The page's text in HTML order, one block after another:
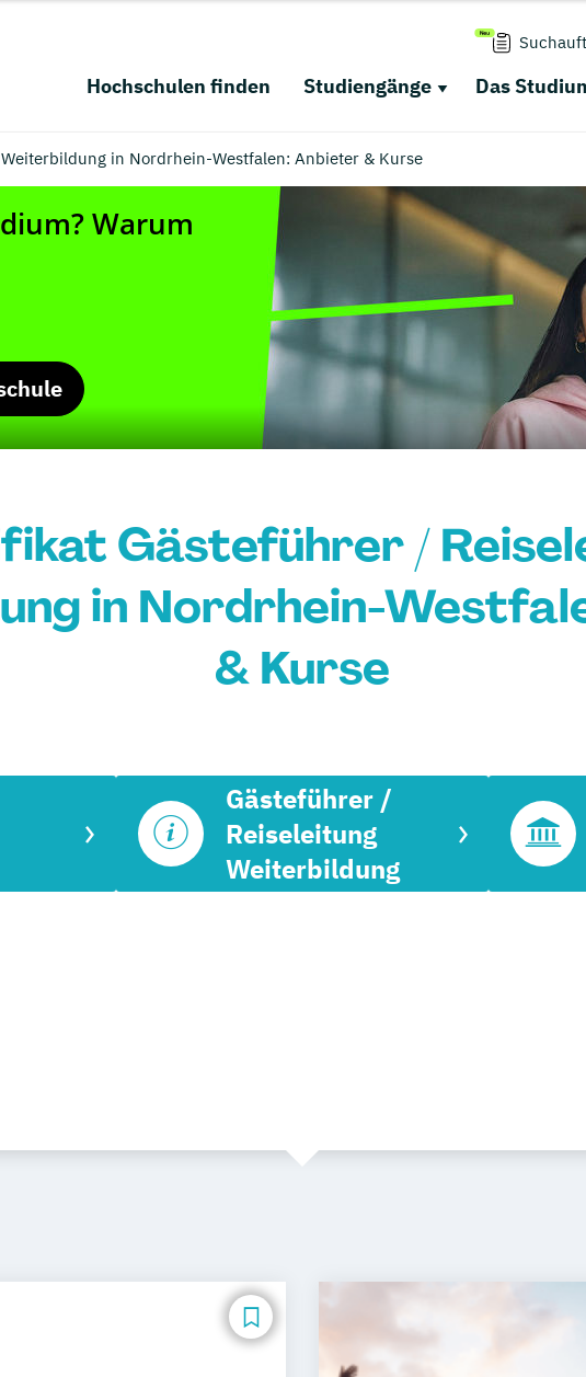
Hochschulen finden Studiengänge Das
in Nordrhein-Westfalen: Anbieter & Kurse
Gästeführer /
in Nordrhein-
& Kurse
Gästeführer /
Reiseleitung
Weiterbildung